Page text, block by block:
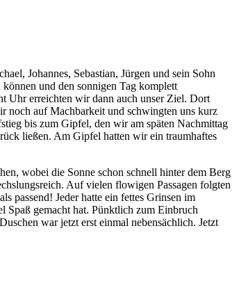
Johannes, Sebastian, Jürgen und sein Sohn
und den sonnigen Tag komplett
Uhr erreichten wir dann auch unser Ziel. Dort
noch auf Machbarkeit und schwingten uns kurz
bis zum Gipfel, den wir am späten Nachmittag
ließen. Am Gipfel hatten wir ein traumhaftes
wobei die Sonne schon schnell hinter dem Berg
Auf vielen flowigen Passagen folgten
passend! Jeder hatte ein fettes Grinsen im
Spaß gemacht hat. Pünktlich zum Einbruch
war jetzt erst einmal nebensächlich. Jetzt